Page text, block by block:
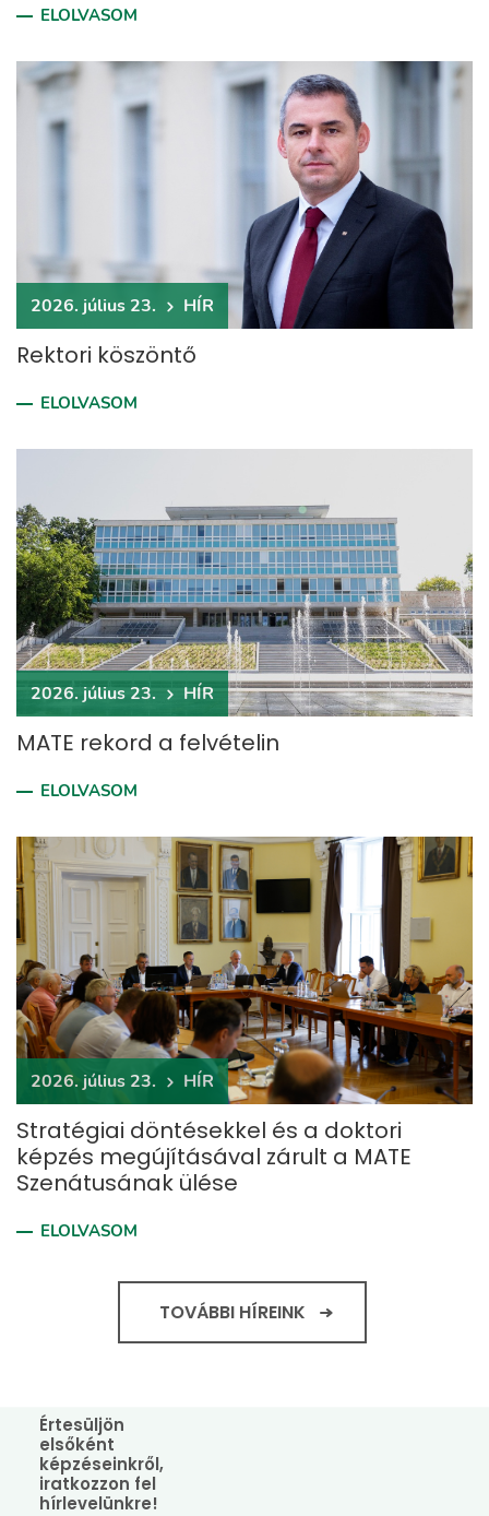
ELOLVASOM
2026. július 23. HÍR
Rektori köszöntő
ELOLVASOM
2026. július 23. HÍR
MATE rekord a felvételin
ELOLVASOM
2026. július 23. HÍR
Stratégiai döntésekkel és a doktori
képzés megújításával zárult a MATE
Szenátusának ülése
ELOLVASOM
TOVÁBBI HÍREINK
Értesüljön
elsőként
képzéseinkről,
iratkozzon fel
hírlevelünkre!